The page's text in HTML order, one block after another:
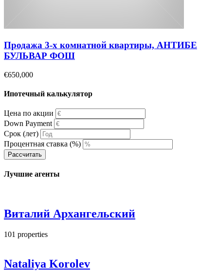
Продажа 3-х комнатной квартиры, АНТИБЕ
БУЛЬВАР ФОШ
€650,000
Ипотечный калькулятор
Цена по акции
Down Payment
Срок (лет)
Процентная ставка (%)
Рассчитать
Лучшие агенты
Виталий Архангельский
101 properties
Nataliya Korolev